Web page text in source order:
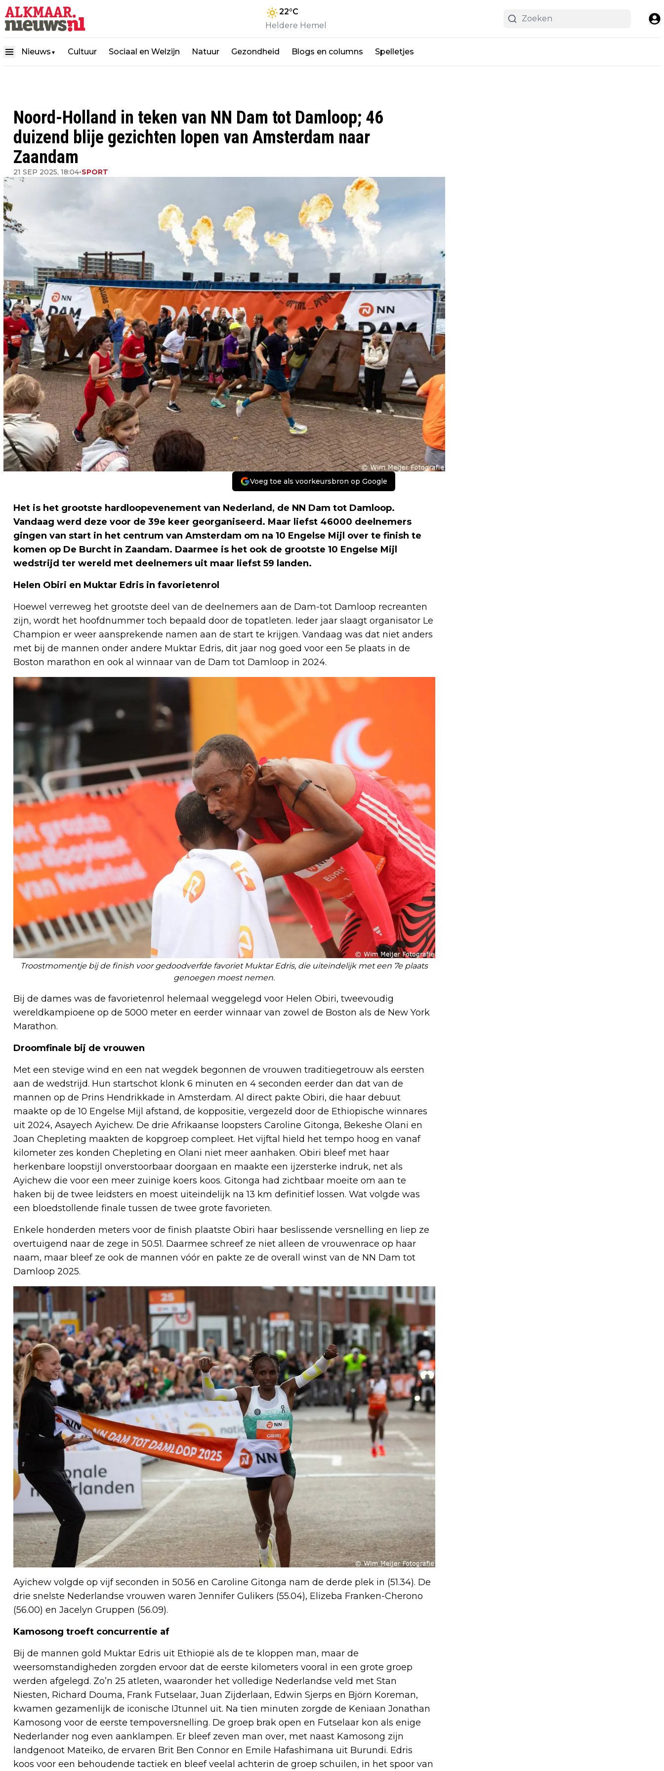
22°C
Heldere Hemel
Nieuws ▼ Cultuur Sociaal en Welzijn Natuur Gezondheid Blogs en columns Spelletjes
Noord-Holland in teken van NN Dam tot Damloop; 46
duizend blije gezichten lopen van Amsterdam naar
Zaandam
21 SEP 2025, 18:04•SPORT
Voeg toe als voorkeursbron op Google
Het is het grootste hardloopevenement van Nederland, de NN Dam tot Damloop.
Vandaag werd deze voor de 39e keer georganiseerd. Maar liefst 46000 deelnemers
gingen van start in het centrum van Amsterdam om na 10 Engelse Mijl over te finish te
komen op De Burcht in Zaandam. Daarmee is het ook de grootste 10 Engelse Mijl
wedstrijd ter wereld met deelnemers uit maar liefst 59 landen.
Helen Obiri en Muktar Edris in favorietenrol
Hoewel verreweg het grootste deel van de deelnemers aan de Dam-tot Damloop recreanten
zijn, wordt het hoofdnummer toch bepaald door de topatleten. Ieder jaar slaagt organisator Le
Champion er weer aansprekende namen aan de start te krijgen. Vandaag was dat niet anders
met bij de mannen onder andere Muktar Edris, dit jaar nog goed voor een 5e plaats in de
Boston marathon en ook al winnaar van de Dam tot Damloop in 2024.
Troostmomentje bij de finish voor gedoodverfde favoriet Muktar Edris, die uiteindelijk met een 7e plaats
genoegen moest nemen.
Bij de dames was de favorietenrol helemaal weggelegd voor Helen Obiri, tweevoudig
wereldkampioene op de 5000 meter en eerder winnaar van zowel de Boston als de New York
Marathon.
Droomfinale bij de vrouwen
Met een stevige wind en een nat wegdek begonnen de vrouwen traditiegetrouw als eersten
aan de wedstrijd. Hun startschot klonk 6 minuten en 4 seconden eerder dan dat van de
mannen op de Prins Hendrikkade in Amsterdam. Al direct pakte Obiri, die haar debuut
maakte op de 10 Engelse Mijl afstand, de koppositie, vergezeld door de Ethiopische winnares
uit 2024, Asayech Ayichew. De drie Afrikaanse loopsters Caroline Gitonga, Bekeshe Olani en
Joan Chepleting maakten de kopgroep compleet. Het vijftal hield het tempo hoog en vanaf
kilometer zes konden Chepleting en Olani niet meer aanhaken. Obiri bleef met haar
herkenbare loopstijl onverstoorbaar doorgaan en maakte een ijzersterke indruk, net als
Ayichew die voor een meer zuinige koers koos. Gitonga had zichtbaar moeite om aan te
haken bij de twee leidsters en moest uiteindelijk na 13 km definitief lossen. Wat volgde was
een bloedstollende finale tussen de twee grote favorieten.
Enkele honderden meters voor de finish plaatste Obiri haar beslissende versnelling en liep ze
overtuigend naar de zege in 50.51. Daarmee schreef ze niet alleen de vrouwenrace op haar
naam, maar bleef ze ook de mannen vóór en pakte ze de overall winst van de NN Dam tot
Damloop 2025.
Ayichew volgde op vijf seconden in 50.56 en Caroline Gitonga nam de derde plek in (51.34). De
drie snelste Nederlandse vrouwen waren Jennifer Gulikers (55.04), Elizeba Franken-Cherono
(56.00) en Jacelyn Gruppen (56.09).
Kamosong troeft concurrentie af
Bij de mannen gold Muktar Edris uit Ethiopië als de te kloppen man, maar de
weersomstandigheden zorgden ervoor dat de eerste kilometers vooral in een grote groep
werden afgelegd. Zo’n 25 atleten, waaronder het volledige Nederlandse veld met Stan
Niesten, Richard Douma, Frank Futselaar, Juan Zijderlaan, Edwin Sjerps en Björn Koreman,
kwamen gezamenlijk de iconische IJtunnel uit. Na tien minuten zorgde de Keniaan Jonathan
Kamosong voor de eerste tempoversnelling. De groep brak open en Futselaar kon als enige
Nederlander nog even aanklampen. Er bleef zeven man over, met naast Kamosong zijn
landgenoot Mateiko, de ervaren Brit Ben Connor en Emile Hafashimana uit Burundi. Edris
koos voor een behoudende tactiek en bleef veelal achterin de groep schuilen, in het spoor van